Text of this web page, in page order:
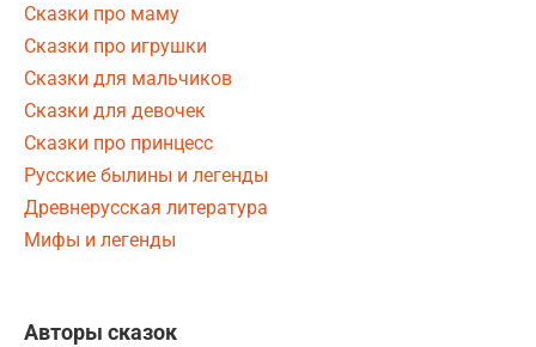
Сказки про маму
Сказки про игрушки
Сказки для мальчиков
Сказки для девочек
Сказки про принцесс
Русские былины и легенды
Древнерусская литература
Мифы и легенды
Авторы сказок